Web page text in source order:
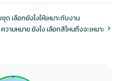
ด เลือกยังไงให้เหมาะกับงาน
วามหมาย ยังไง เลือกสีไหนถึงจะเหมาะ